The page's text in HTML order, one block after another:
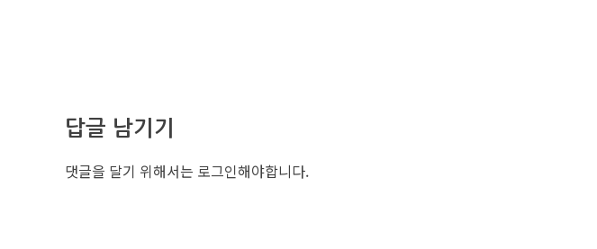
답글 남기기
댓글을 달기 위해서는 로그인해야합니다.